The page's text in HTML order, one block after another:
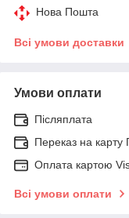
Нова Пошта
Всі умови доставки
Умови оплати
Післяплата
Переказ на карту
Оплата картою
Всі умови оплати